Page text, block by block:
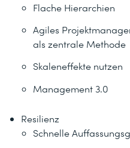
Flache Hierarchien
Agiles
als zentrale Methode
Skaleneffekte nutzen
Management 3.0
Resilienz
Schnelle